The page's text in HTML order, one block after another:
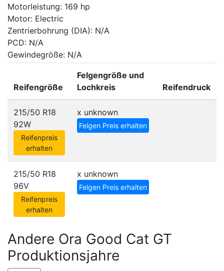
Motorleistung: 169 hp
Motor: Electric
Zentrierbohrung (DIA): N/A
PCD: N/A
Gewindegröße: N/A
Reifengröße
Felgengröße und
Lochkreis
Reifendruck
215/50 R18
92W
Reifenpreis
erhalten
x unknown
Felgen Preis erhalten
215/50 R18
96V
Reifenpreis
erhalten
x unknown
Felgen Preis erhalten
Andere Ora Good Cat GT
Produktionsjahre